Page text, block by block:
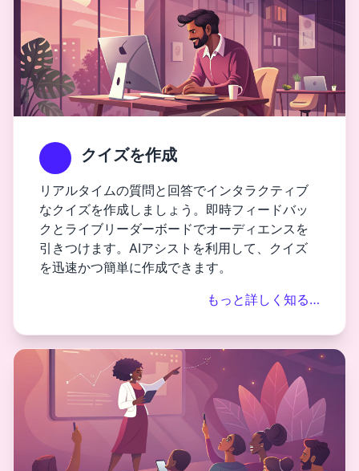
クイズを作成
リアルタイムの質問と回答でインタラクティブ
なクイズを作成しましょう。即時フィードバッ
クとライブリーダーボードでオーディエンスを
引きつけます。AIアシストを利用して、クイズ
を迅速かつ簡単に作成できます。
もっと詳しく知る…